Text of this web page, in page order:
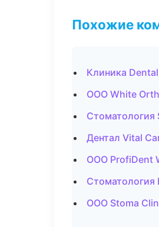
Похожие
Клиника
ООО White
Стоматология
Дентал Vital
ООО ProfiDent
ООО Stoma